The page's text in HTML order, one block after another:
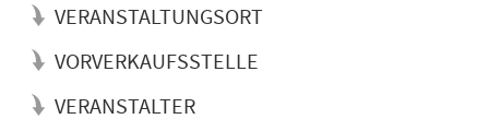
VERANSTALTUNGSORT
VORVERKAUFSSTELLE
VERANSTALTER